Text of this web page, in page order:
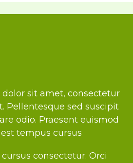
sit amet, consectetur
Pellentesque sed suscipit
odio. Praesent euismod
tempus cursus
consectetur. Orci